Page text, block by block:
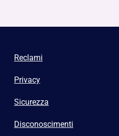
Reclami
Privacy
Sicurezza
Disconoscimenti